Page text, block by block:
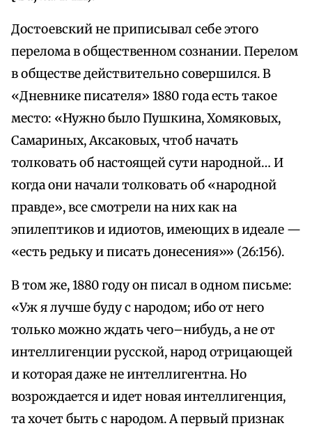
Достоевский не приписывал себе этого
перелома в общественном сознании. Перелом
в обществе действительно совершился. В
«Дневнике писателя» 1880 года есть такое
место: «Нужно было Пушкина, Хомяковых,
Самариных, Аксаковых, чтоб начать
толковать об настоящей сути народной… И
когда они начали толковать об «народной
правде», все смотрели на них как на
эпилептиков и идиотов, имеющих в идеале —
«есть редьку и писать донесения»» (26:156).
В том же, 1880 году он писал в одном письме:
«Уж я лучше буду с народом; ибо от него
только можно ждать чего–нибудь, а не от
интеллигенции русской, народ отрицающей
и которая даже не интеллигентна. Но
возрождается и идет новая интеллигенция,
та хочет быть с народом. А первый признак